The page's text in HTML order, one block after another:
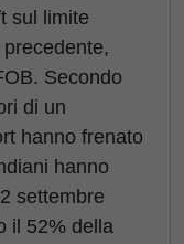
sul limite
Secondo
di un
hanno frenato
hanno
settembre
il 52% della